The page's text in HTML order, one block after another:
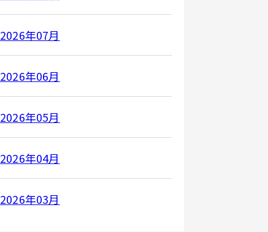
2026年07月
2026年06月
2026年05月
2026年04月
2026年03月